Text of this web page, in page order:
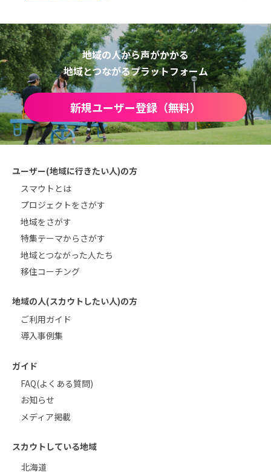
地域の人から声がかかる
地域とつながるプラットフォーム
新規ユーザー登録（無料）
ユーザー(地域に行きたい人)の方
スマウトとは
プロジェクトをさがす
地域をさがす
特集テーマからさがす
地域とつながった人たち
移住コーチング
地域の人(スカウトしたい人)の方
ご利用ガイド
導入事例集
ガイド
FAQ(よくある質問)
お知らせ
メディア掲載
スカウトしている地域
北海道